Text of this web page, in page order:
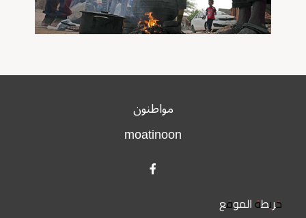
مواطنون
moatinoon
خريطة الموقع